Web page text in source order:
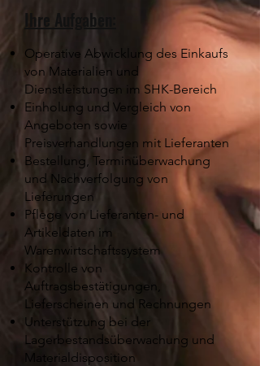
Ihre Aufgaben:
Operative Abwicklung des Einkaufs
von Materialien und
Dienstleistungen im SHK-Bereich
Einholung und Vergleich von
Angeboten sowie
Preisverhandlungen mit Lieferanten
Bestellung, Terminüberwachung
und Nachverfolgung von
Lieferungen
Pflege von Lieferanten- und
Artikeldaten im
Warenwirtschaftssystem
Kontrolle von
Auftragsbestätigungen,
Lieferscheinen und Rechnungen
Unterstützung bei der
Lagerbestandsüberwachung und
Materialdisposition